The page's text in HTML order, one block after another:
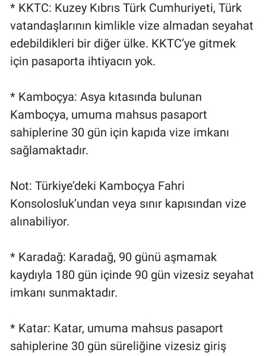
* KKTC: Kuzey Kıbrıs Türk Cumhuriyeti, Türk
vatandaşlarının kimlikle vize almadan seyahat
edebildikleri bir diğer ülke. KKTC’ye gitmek
için pasaporta ihtiyacın yok.
* Kamboçya: Asya kıtasında bulunan
Kamboçya, umuma mahsus pasaport
sahiplerine 30 gün için kapıda vize imkanı
sağlamaktadır.
Not: Türkiye’deki Kamboçya Fahri
Konsolosluk’undan veya sınır kapısından vize
alınabiliyor.
* Karadağ: Karadağ, 90 günü aşmamak
kaydıyla 180 gün içinde 90 gün vizesiz seyahat
imkanı sunmaktadır.
* Katar: Katar, umuma mahsus pasaport
sahiplerine 30 gün süreliğine vizesiz giriş